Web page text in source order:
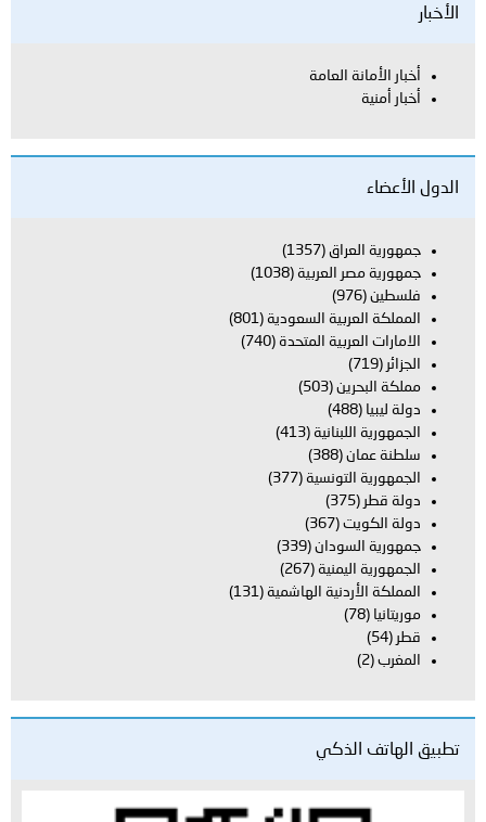
الأخبار
أخبار الأمانة العامة
أخبار أمنية
الدول الأعضاء
جمهورية العراق (1357)
جمهورية مصر العربية (1038)
فلسطين (976)
المملكة العربية السعودية (801)
الامارات العربية المتحدة (740)
الجزائر (719)
مملكة البحرين (503)
دولة ليبيا (488)
الجمهورية اللبنانية (413)
سلطنة عمان (388)
الجمهورية التونسية (377)
دولة قطر (375)
دولة الكويت (367)
جمهورية السودان (339)
الجمهورية اليمنية (267)
المملكة الأردنية الهاشمية (131)
موريتانيا (78)
قطر (54)
المغرب (2)
تطبيق الهاتف الذكي